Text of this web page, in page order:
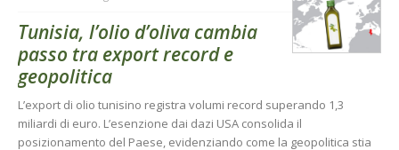
Tunisia, l’olio d’oliva cambia
passo tra export record e
geopolitica
L’export di olio tunisino registra volumi record superando 1,3
miliardi di euro. L’esenzione dai dazi USA consolida il
posizionamento del Paese, evidenziando come la geopolitica stia